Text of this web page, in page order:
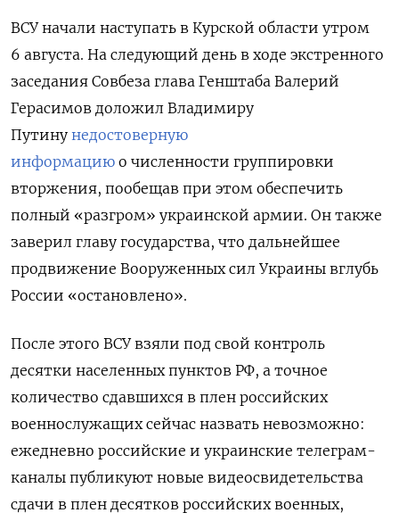
ВСУ начали наступать в Курской области утром
6 августа. На следующий день в ходе экстренного
заседания Совбеза глава Генштаба Валерий
Герасимов доложил Владимиру
Путину недостоверную
информацию о численности группировки
вторжения, пообещав при этом обеспечить
полный «разгром» украинской армии. Он также
заверил главу государства, что дальнейшее
продвижение Вооруженных сил Украины вглубь
России «остановлено».
После этого ВСУ взяли под свой контроль
десятки населенных пунктов РФ, а точное
количество сдавшихся в плен российских
военнослужащих сейчас назвать невозможно:
ежедневно российские и украинские телеграм-
каналы публикуют новые видеосвидетельства
сдачи в плен десятков российских военных,